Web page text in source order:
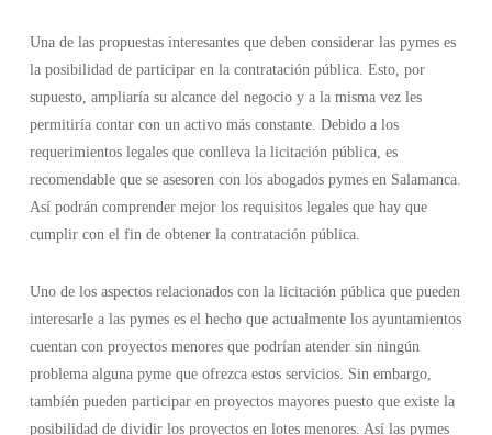
Una de las propuestas interesantes que deben considerar las pymes es
la posibilidad de participar en la contratación pública. Esto, por
supuesto, ampliaría su alcance del negocio y a la misma vez les
permitiría contar con un activo más constante. Debido a los
requerimientos legales que conlleva la licitación pública, es
recomendable que se asesoren con los abogados pymes en Salamanca.
Así podrán comprender mejor los requisitos legales que hay que
cumplir con el fin de obtener la contratación pública.
Uno de los aspectos relacionados con la licitación pública que pueden
interesarle a las pymes es el hecho que actualmente los ayuntamientos
cuentan con proyectos menores que podrían atender sin ningún
problema alguna pyme que ofrezca estos servicios. Sin embargo,
también pueden participar en proyectos mayores puesto que existe la
posibilidad de dividir los proyectos en lotes menores. Así las pymes